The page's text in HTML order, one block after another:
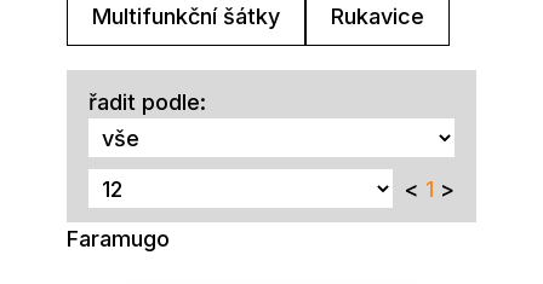
Multifunkční šátky Rukavice
řadit podle:
< 1 >
Faramugo